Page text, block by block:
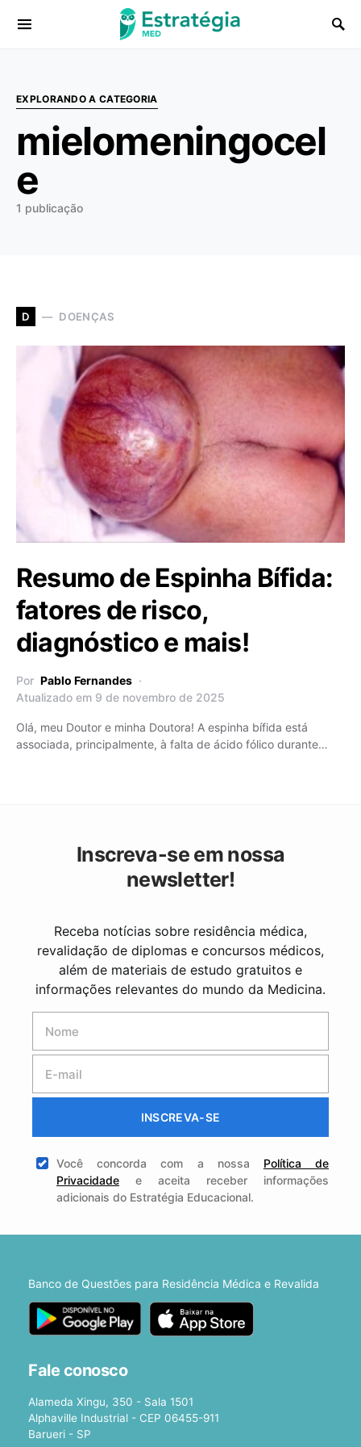
Procurar:
EXPLORANDO A CATEGORIA
mielomeningocel
e
1 publicação
D DOENÇAS
Resumo de Espinha Bífida:
fatores de risco,
diagnóstico e mais!
Por Pablo Fernandes
Atualizado em 9 de novembro de 2025
Olá, meu Doutor e minha Doutora! A espinha bífida está
associada, principalmente, à falta de ácido fólico durante…
Inscreva-se em nossa
newsletter!
Receba notícias sobre residência médica,
revalidação de diplomas e concursos médicos,
além de materiais de estudo gratuitos e
informações relevantes do mundo da Medicina.
INSCREVA-SE
Você concorda com a nossa Política de
Privacidade e aceita receber informações
adicionais do Estratégia Educacional.
Banco de Questões para Residência Médica e Revalida
Fale conosco
Alameda Xingu, 350 - Sala 1501
Alphaville Industrial - CEP 06455-911
Barueri - SP